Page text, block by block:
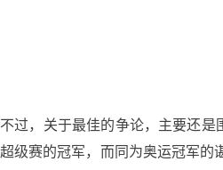
不过，关于最佳的争论，主要还
超级赛的冠军，而同为奥运冠军的